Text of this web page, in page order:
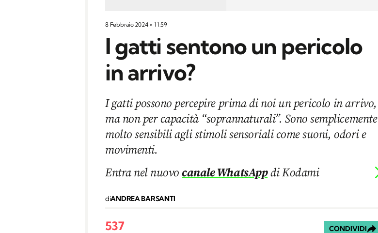
8 Febbraio 2024 11:59
I gatti sentono un pericolo
in arrivo?
I gatti possono percepire prima di noi un pericolo in arrivo,
ma non per capacità “soprannaturali”. Sono semplicemente
molto sensibili agli stimoli sensoriali come suoni, odori e
movimenti.
Entra nel nuovocanale WhatsAppdi Kodami
diANDREA BARSANTI
537 CONDIVIDI